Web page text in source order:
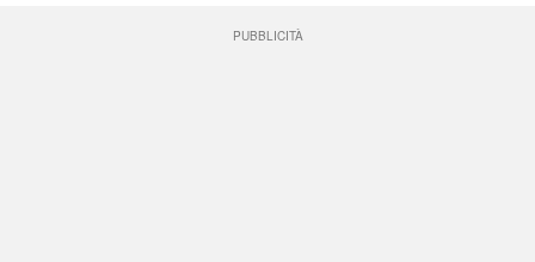
PUBBLICITÀ